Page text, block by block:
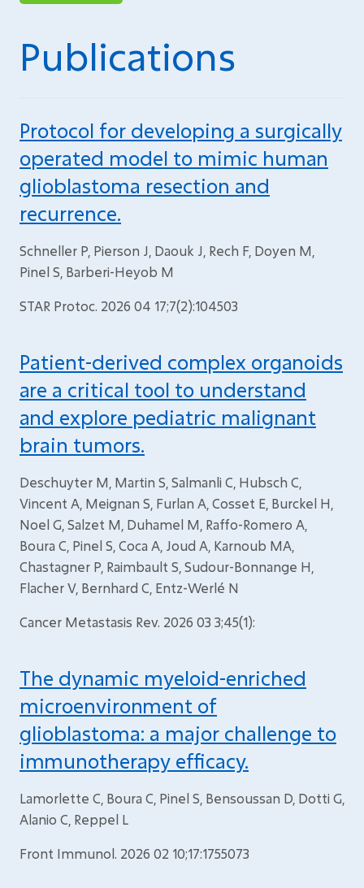
Publications
Protocol for developing a surgically
operated model to mimic human
glioblastoma resection and
recurrence.
Schneller P, Pierson J, Daouk J, Rech F, Doyen M,
Pinel S, Barberi-Heyob M
STAR Protoc. 2026 04 17;7(2):104503
Patient-derived complex organoids
are a critical tool to understand
and explore pediatric malignant
brain tumors.
Deschuyter M, Martin S, Salmanli C, Hubsch C,
Vincent A, Meignan S, Furlan A, Cosset E, Burckel H,
Noel G, Salzet M, Duhamel M, Raffo-Romero A,
Boura C, Pinel S, Coca A, Joud A, Karnoub MA,
Chastagner P, Raimbault S, Sudour-Bonnange H,
Flacher V, Bernhard C, Entz-Werlé N
Cancer Metastasis Rev. 2026 03 3;45(1):
The dynamic myeloid-enriched
microenvironment of
glioblastoma: a major challenge to
immunotherapy efficacy.
Lamorlette C, Boura C, Pinel S, Bensoussan D, Dotti G,
Alanio C, Reppel L
Front Immunol. 2026 02 10;17:1755073